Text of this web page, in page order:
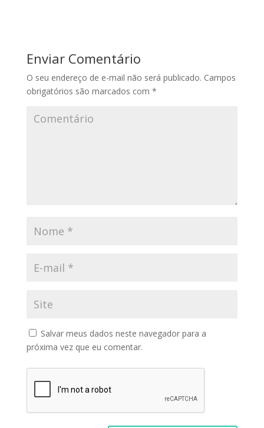
Enviar Comentário
O seu endereço de e-mail não será publicado. Campos
obrigatórios são marcados com *
Salvar meus dados neste navegador para a
próxima vez que eu comentar.